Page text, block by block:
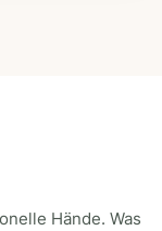
Hände. Was